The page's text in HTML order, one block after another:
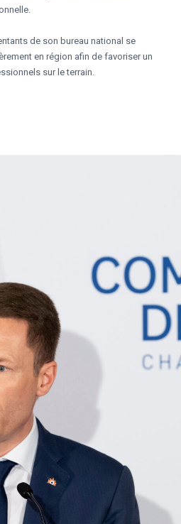
de son bureau national se
en région afin de favoriser un
sur le terrain.